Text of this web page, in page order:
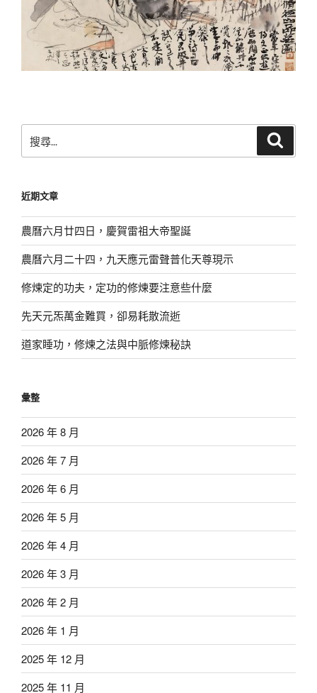
尋
字:
近期文章
農曆六月廿四日，慶賀雷祖大帝聖誕
農曆六月二十四，九天應元雷聲普化天尊現示
修煉定的功夫，定功的修煉要注意些什麼
先天元炁萬金難買，卻易耗散流逝
道家睡功，修煉之法與中脈修煉秘訣
彙整
2026 年 8 月
2026 年 7 月
2026 年 6 月
2026 年 5 月
2026 年 4 月
2026 年 3 月
2026 年 2 月
2026 年 1 月
2025 年 12 月
2025 年 11 月